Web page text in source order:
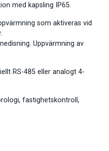
med kapsling IP65.
som aktiveras vid
Uppvärmning av
RS-485 eller analogt 4-
fastighetskontroll,